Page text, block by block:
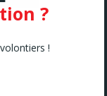
?
!